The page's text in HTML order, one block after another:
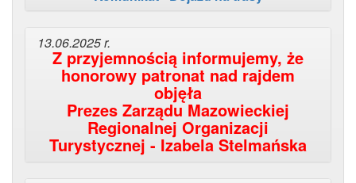
13.06.2025 r.
Z przyjemnością informujemy, że
honorowy patronat nad rajdem
objęła
Prezes Zarządu Mazowieckiej
Regionalnej Organizacji
Turystycznej - Izabela Stelmańska